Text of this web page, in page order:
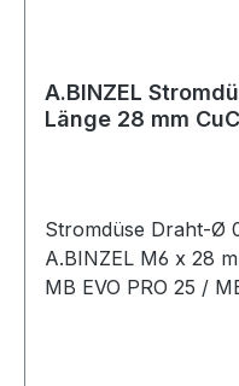
A.BINZEL Stromdüse Draht-Ø 0,8 mm M 6
Länge 28 mm
Stromdüse Draht-Ø
A.BINZEL M6 x 28
MB EVO PRO 25 /